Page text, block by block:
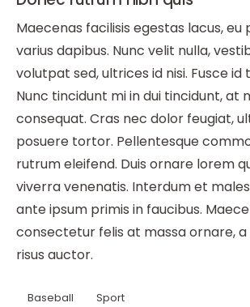
Maecenas facilisis egestas lacus, eu
varius dapibus. Nunc velit nulla,
volutpat sed, ultrices id nisi. Fusce id
Nunc tincidunt mi in dui tincidunt, at
consequat. Cras nec dolor feugiat,
posuere tortor. Pellentesque
rutrum eleifend. Duis ornare lorem
viverra venenatis. Interdum et
ante ipsum primis in faucibus.
consectetur felis at massa ornare,
risus auctor.
Baseball Sport